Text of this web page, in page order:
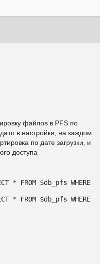
файлов в PFS по
в настройки, на каждом
по дате загрузки, и
доступа
* FROM $db_pfs
* FROM $db_pfs